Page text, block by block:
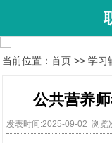
当前位置： 首页>> 学习
公共营养
发表时间:2025-09-02 浏览